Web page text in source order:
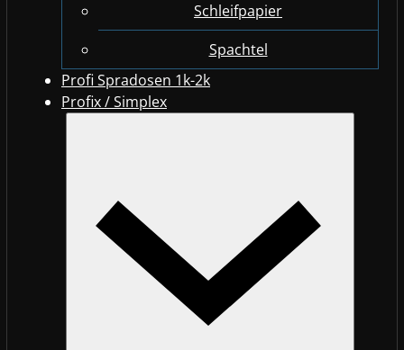
Schleifpapier
Spachtel
Profi Spradosen 1k-2k
Profix / Simplex